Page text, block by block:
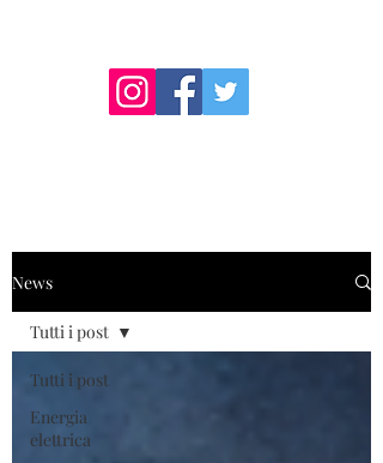
News
Tutti i post
Energia
elettrica
Tutti i post